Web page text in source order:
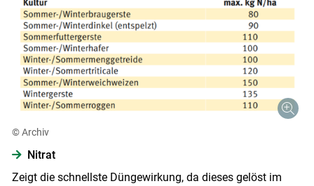
© Archiv
Nitrat
Zeigt die schnellste Düngewirkung, da dieses gelöst im